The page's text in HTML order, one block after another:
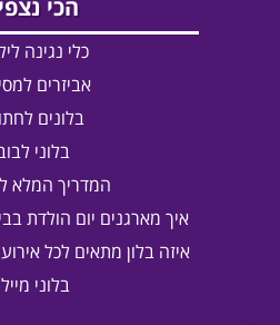
הכי
כלי נגינה
אביזרים
בלונים
בלוני
המדריך המלא
איך מארגנים יום הולדת
איזה בלון מתאים לכל
בלוני